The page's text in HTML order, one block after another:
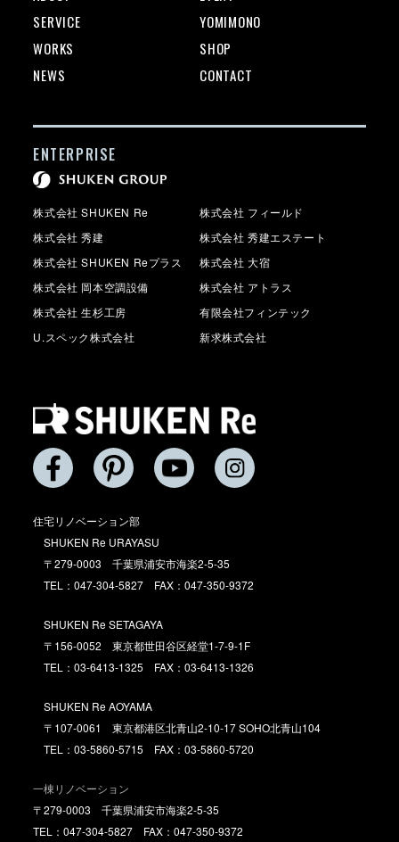
住宅リノベーション部
SHUKEN Re URAYASU
〒279-0003 千葉県浦安市海楽2-5-35
TEL：047-304-5827 FAX：047-350-9372
SHUKEN Re SETAGAYA
〒156-0052 東京都世田谷区経堂1-7-9-1F
TEL：03-6413-1325 FAX：03-6413-1326
SHUKEN Re AOYAMA
〒107-0061 東京都港区北青山2-10-17 SOHO北青山104
TEL：03-5860-5715 FAX：03-5860-5720
一棟リノベーション
〒279-0003 千葉県浦安市海楽2-5-35
TEL：047-304-5827 FAX：047-350-9372
SERVICE
YOMIMONO
WORKS
SHOP
NEWS
CONTACT
ENTERPRISE
株式会社 SHUKEN Re
株式会社 フィールド
株式会社 秀建
株式会社 秀建エステート
株式会社 SHUKEN Reプラス
株式会社 大宿
株式会社 岡本空調設備
株式会社 アトラス
株式会社 生杉工房
有限会社フィンテック
U.スペック株式会社
新求株式会社